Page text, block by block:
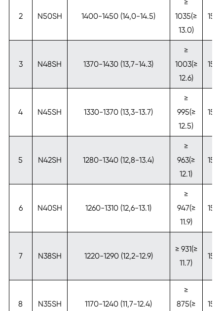
2 N50SH 1400-1450 (14,0-14.5)
≥
1035(≥
13.0)
3 N48SH 1370-1430 (13,7-14.3)
≥
1003(≥
12.6)
4 N45SH 1330-1370 (13,3-13.7)
≥
995(≥
12.5)
5 N42SH 1280-1340 (12,8-13.4)
≥
963(≥
12.1)
6 N40SH 1260-1310 (12,6-13.1)
≥
947(≥
11.9)
7 N38SH 1220-1290 (12,2-12.9)
≥ 931(≥
11.7)
8 N35SH 1170-1240 (11,7-12.4)
≥
875(≥